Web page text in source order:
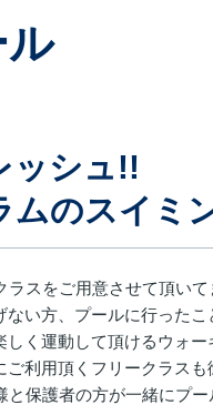
ッシュ!!
ムのスイミ
スをご用意させて頂いて
い方、プールに行った
く運動して頂けるウォー
利用頂くフリークラスも
保護者の方が一緒にプ